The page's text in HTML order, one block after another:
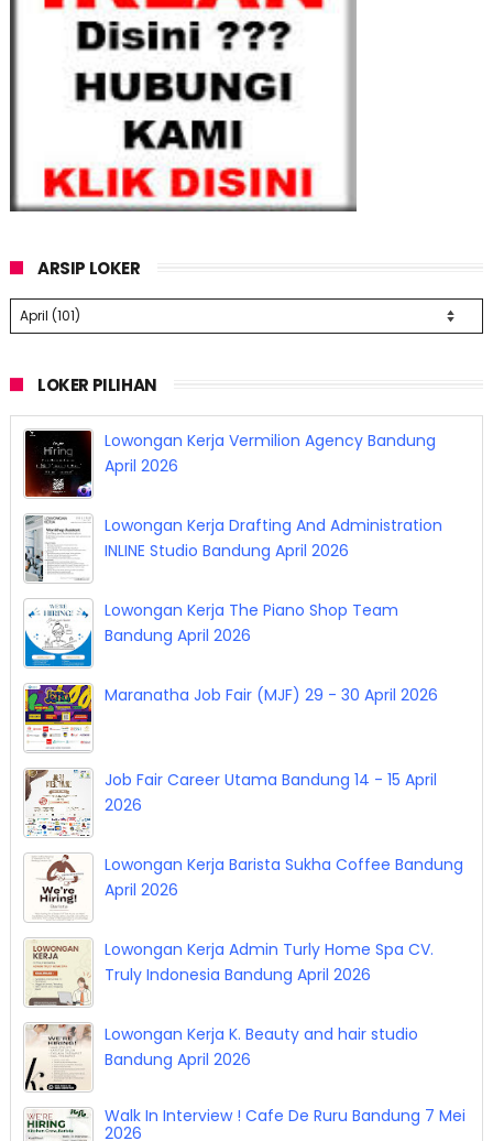
ARSIP LOKER
LOKER PILIHAN
Lowongan Kerja Vermilion Agency Bandung
April 2026
Lowongan Kerja Drafting And Administration
INLINE Studio Bandung April 2026
Lowongan Kerja The Piano Shop Team
Bandung April 2026
Maranatha Job Fair (MJF) 29 - 30 April 2026
Job Fair Career Utama Bandung 14 - 15 April
2026
Lowongan Kerja Barista Sukha Coffee Bandung
April 2026
Lowongan Kerja Admin Turly Home Spa CV.
Truly Indonesia Bandung April 2026
Lowongan Kerja K. Beauty and hair studio
Bandung April 2026
Walk In Interview ! Cafe De Ruru Bandung 7 Mei
2026